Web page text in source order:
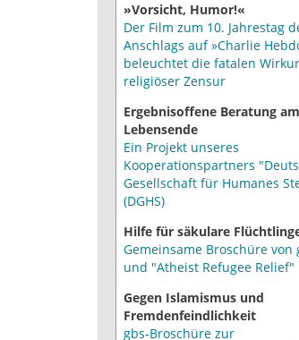
»Vorsicht, Humor!«
Der Film zum 10. Jahrestag
Anschlags auf »Charlie
beleuchtet die fatalen
religiöser Zensur
Ergebnisoffene Beratung am
Lebensende
Ein Projekt unseres
Kooperationspartners
Gesellschaft für Humanes
(DGHS)
Hilfe für säkulare
Gemeinsame Broschüre von
und "Atheist Refugee Relief"
Gegen Islamismus und
Fremdenfeindlichkeit
gbs-Broschüre zur